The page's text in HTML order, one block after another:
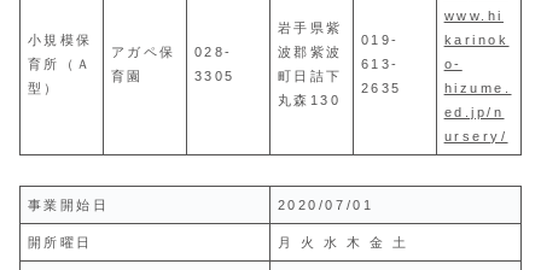
小規模保
育所（Ａ
型）
アガペ保
育園
028-
3305
岩手県紫
波郡紫波
町日詰下
丸森130
019-
613-
2635
www.hi
karinok
o-
hizume.
ed.jp/n
ursery/
事業開始日 2020/07/01
開所曜日 月 火 水 木 金 土